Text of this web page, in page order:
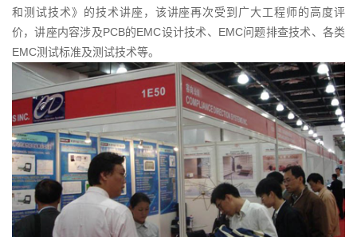
和测试技术》的技术讲座，该讲座再次受到广大工程师的高度评
价，讲座内容涉及PCB的EMC设计技术、EMC问题排查技术、各类
EMC测试标准及测试技术等。